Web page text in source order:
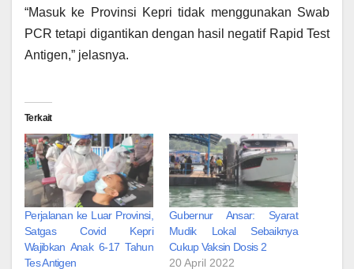
“Masuk ke Provinsi Kepri tidak menggunakan Swab
PCR tetapi digantikan dengan hasil negatif Rapid Test
Antigen,” jelasnya.
Terkait
Perjalanan ke Luar Provinsi,
Satgas Covid Kepri
Wajibkan Anak 6-17 Tahun
Tes Antigen
Gubernur Ansar: Syarat
Mudik Lokal Sebaiknya
Cukup Vaksin Dosis 2
20 April 2022